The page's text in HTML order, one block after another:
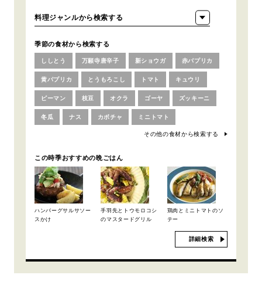
季節の食材から検索する
ししとう 万願寺唐辛子 新ショウガ 赤パプリカ
黄パプリカ とうもろこし トマト キュウリ
ピーマン 枝豆 オクラ ゴーヤ ズッキーニ
冬瓜 ナス カボチャ ミニトマト
その他の食材から検索する
この時季おすすめの晩ごはん
ハンバーグサルサソー
スかけ
手羽先とトウモロコシ
のマスタードグリル
鶏肉とミニトマトのソ
テー
詳細検索